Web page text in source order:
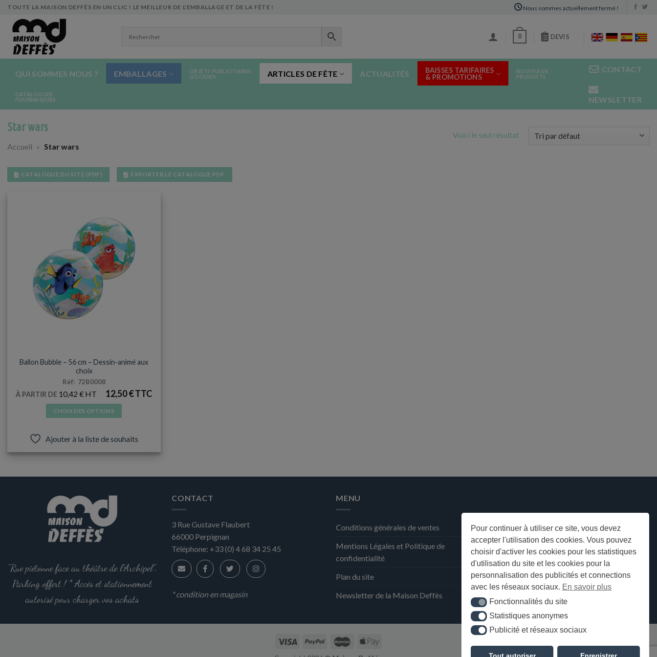
Pour continuer à utiliser ce site, vous devez
accepter l'utilisation des cookies. Vous pouvez
choisir d'activer les cookies pour les statistiques
d'utilisation du site et les cookies pour la
personnalisation des publicités et connections
avec les réseaux sociaux. En savoir plus
Fonctionnalités du site
Fonctionnalités du site
Statistiques anonymes
Statistiques anonymes
Publicité et réseaux sociaux
Publicité et réseaux sociaux
Skip
content
TOUTE LA MAISON DEFFÈS EN UN CLIC ! LE MEILLEUR DE L'EMBALLAGE ET DE LA FÊTE ! Nous sommes actuellement fermé !
0 DEVIS
QUI SOMMES NOUS ? EMBALLAGES
OBJETS PUBLICITAIRES
GOODIES
ARTICLES DE FÊTE ACTUALITÉS
BAISSES TARIFAIRES
& PROMOTIONS
NOUVEAUX
PRODUITS
CATALOGUES
FOURNISSEURS
CONTACT
NEWSLETTER
Star wars
Accueil » Star wars
Voici le seul résultat
CATALOGUE DU SITE (PDF) EXPORTER LE CATALOGUE PDF
Ballon Bubble – 56 cm – Dessin-animé aux
choix
Réf: 72B0008
À PARTIR DE 10,42€ 12,50€
CHOIX DES OPTIONS
plusieurs
Les
peuvent
être
choisies
sur
du
produit
Ajouter à la liste de souhaits
"Rue piétonne face au théâtre de l'Archipel".
Parking offert ! * Accès et stationnement
autorisé pour charger vos achats
CONTACT
3 Rue Gustave Flaubert
66000 Perpignan
Téléphone: +33 (0) 4 68 34 25 45
* condition en magasin
MENU
Conditions générales de ventes
Mentions Légales et Politique de
confidentialité
Plan du site
Newsletter de la Maison Deffès